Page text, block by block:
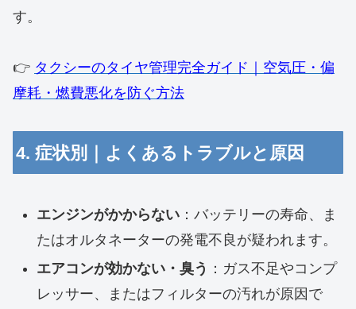
す。
👉 タクシーのタイヤ管理完全ガイド｜空気圧・偏
摩耗・燃費悪化を防ぐ方法
4. 症状別｜よくあるトラブルと原因
エンジンがかからない：バッテリーの寿命、ま
たはオルタネーターの発電不良が疑われます。
エアコンが効かない・臭う ：ガス不足やコンプ
レッサー、またはフィルターの汚れが原因で